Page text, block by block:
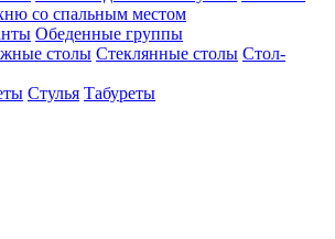
со спальным местом
Обеденные группы
столы Стеклянные столы Стол-
Стулья Табуреты